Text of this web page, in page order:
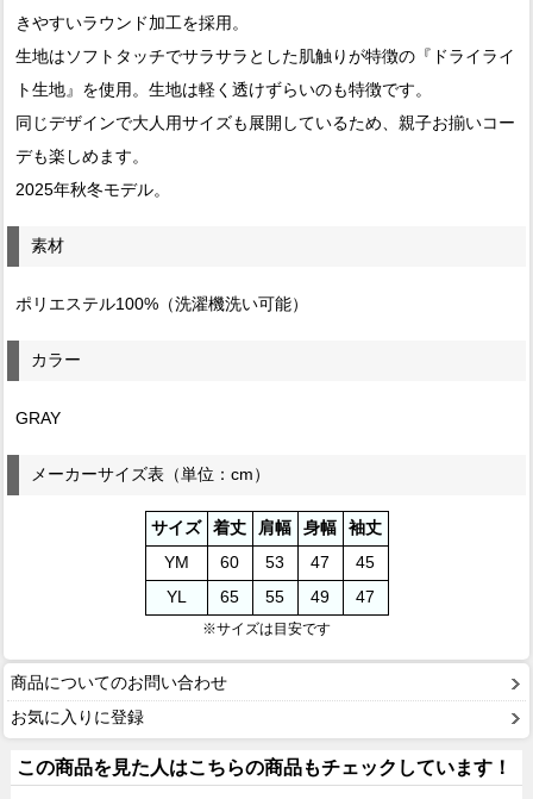
きやすいラウンド加工を採用。
生地はソフトタッチでサラサラとした肌触りが特徴の『ドライライ
ト生地』を使用。生地は軽く透けずらいのも特徴です。
同じデザインで大人用サイズも展開しているため、親子お揃いコー
デも楽しめます。
2025年秋冬モデル。
素材
ポリエステル100%（洗濯機洗い可能）
カラー
GRAY
メーカーサイズ表（単位：cm）
サイズ 着丈 肩幅 身幅
袖丈
YM
60 53 47
45
YL
65 55 49 47
※サイズは目安です
商品についてのお問い合わせ
お気に入りに登録
この商品を見た人はこちらの商品もチェックしています！